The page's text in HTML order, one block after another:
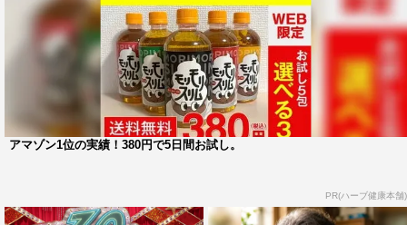
ク」。果たして、ジャージ姿の永瀬廉とコラボして、爆笑
をかっさらうことは出来るのか。
他にも、M-1ファイナリスト・ロングコートダディ堂前透
がネタ作りで大爆発。キングオブコント3年連続ファイナ
ル進出のジャングルポケットと夢のコラボが実現する。
アマゾン1位の実績！380円で5日間お試し。
PR(ハーブ健康本舗)